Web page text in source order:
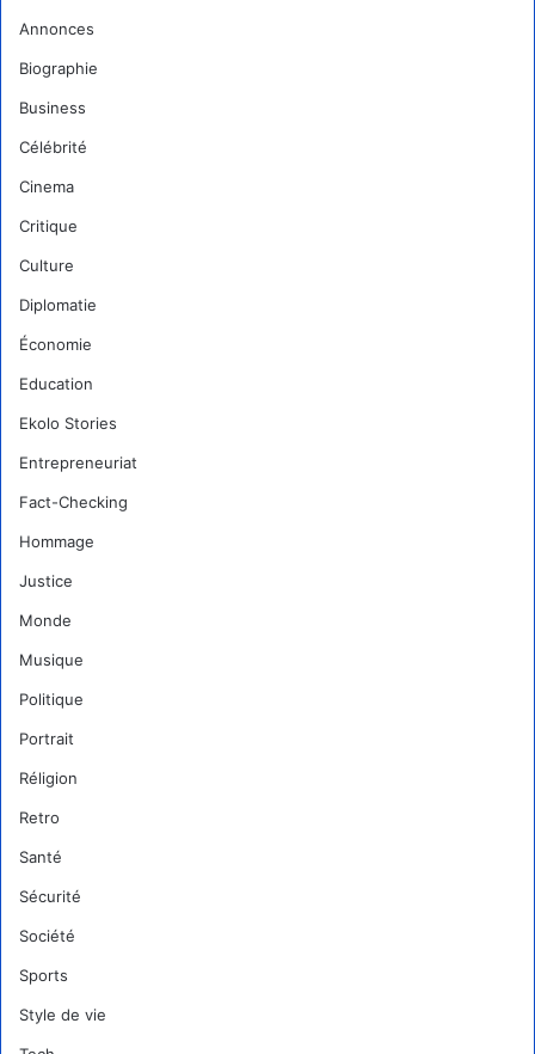
Annonces
Biographie
Business
Célébrité
Cinema
Critique
Culture
Diplomatie
Économie
Education
Ekolo Stories
Entrepreneuriat
Fact-Checking
Hommage
Justice
Monde
Musique
Politique
Portrait
Réligion
Retro
Santé
Sécurité
Société
Sports
Style de vie